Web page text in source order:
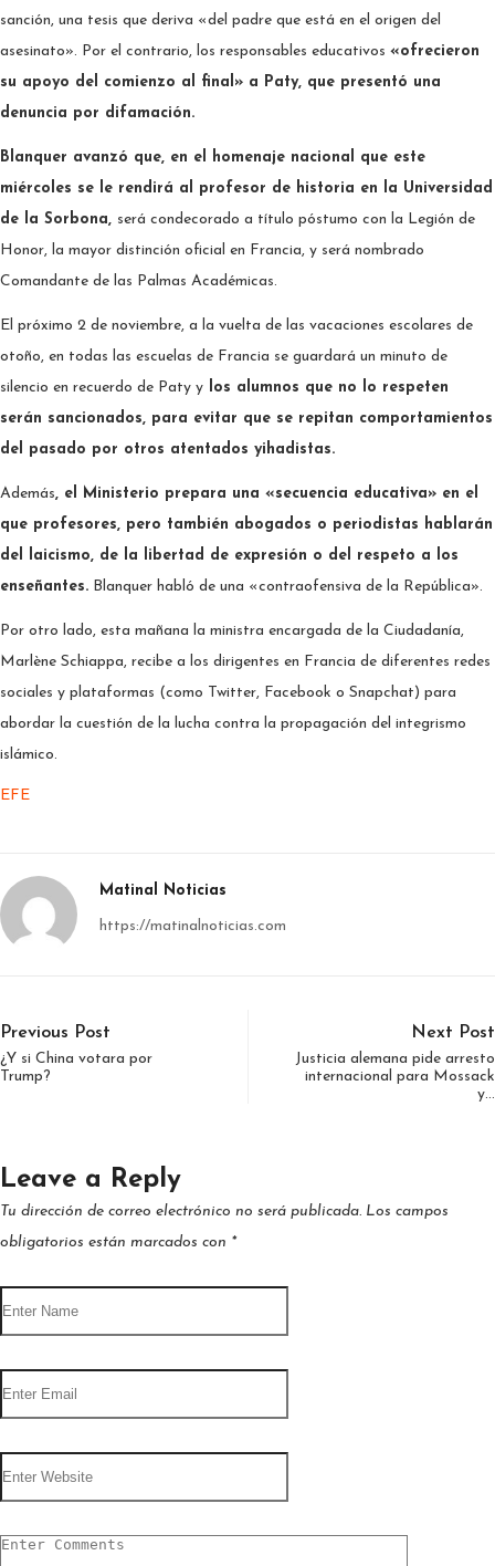
sanción, una tesis que deriva «del padre que está en el origen del
asesinato». Por el contrario, los responsables educativos «ofrecieron
su apoyo del comienzo al final» a Paty, que presentó una
denuncia por difamación.
Blanquer avanzó que, en el homenaje nacional que este
miércoles se le rendirá al profesor de historia en la Universidad
de la Sorbona, será condecorado a título póstumo con la Legión de
Honor, la mayor distinción oficial en Francia, y será nombrado
Comandante de las Palmas Académicas.
El próximo 2 de noviembre, a la vuelta de las vacaciones escolares de
otoño, en todas las escuelas de Francia se guardará un minuto de
silencio en recuerdo de Paty y los alumnos que no lo respeten
serán sancionados, para evitar que se repitan comportamientos
del pasado por otros atentados yihadistas.
Además, el Ministerio prepara una «secuencia educativa» en el
que profesores, pero también abogados o periodistas hablarán
del laicismo, de la libertad de expresión o del respeto a los
enseñantes. Blanquer habló de una «contraofensiva de la República».
Por otro lado, esta mañana la ministra encargada de la Ciudadanía,
Marlène Schiappa, recibe a los dirigentes en Francia de diferentes redes
sociales y plataformas (como Twitter, Facebook o Snapchat) para
abordar la cuestión de la lucha contra la propagación del integrismo
islámico.
EFE
Matinal Noticias
https://matinalnoticias.com
Previous Post
¿Y si China votara por
Trump?
Next Post
Justicia alemana pide arresto
internacional para Mossack
y…
Leave a Reply
Tu dirección de correo electrónico no será publicada. Los campos
obligatorios están marcados con *